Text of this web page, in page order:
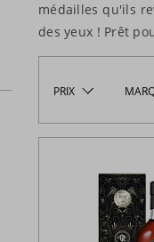
médailles qu'ils
des yeux ! Prêt
PRIX